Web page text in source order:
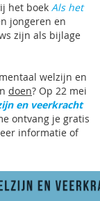
het boek Als het
jongeren en
zijn als bijlage
welzijn en
doen? Op 22 mei
en veerkracht
ontvang je gratis
informatie of